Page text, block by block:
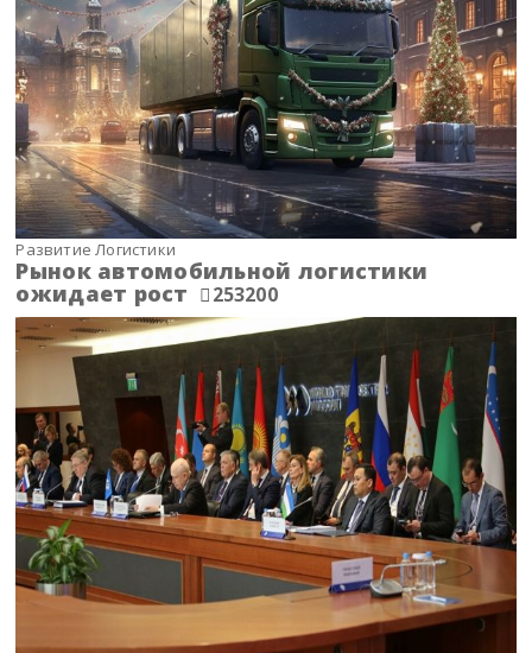
Развитие Логистики
Рынок автомобильной логистики
ожидает рост 253200